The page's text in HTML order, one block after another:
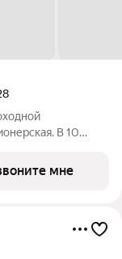
В 10
студий до
мне